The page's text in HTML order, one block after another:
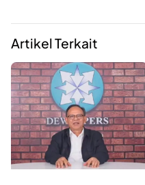
Artikel Terkait